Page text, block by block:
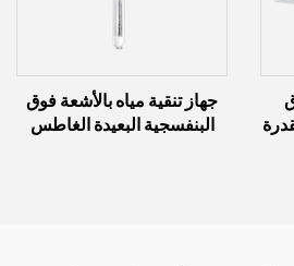
جهاز تنقية مياه بالأشعة فوق
البنفسجية البعيدة الغاطس